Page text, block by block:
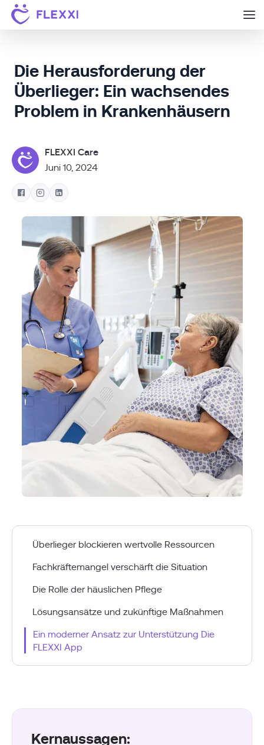
Die Herausforderung der
Überlieger: Ein wachsendes
Problem in Krankenhäusern
FLEXXI Care
Juni 10, 2024
Kernaussagen:
Überlieger blockieren wertvolle Ressourcen
Fachkräftemangel verschärft die Situation
Die Rolle der häuslichen Pflege
Lösungsansätze und zukünftige Maßnahmen
Ein moderner Ansatz zur Unterstützung Die
FLEXXI App